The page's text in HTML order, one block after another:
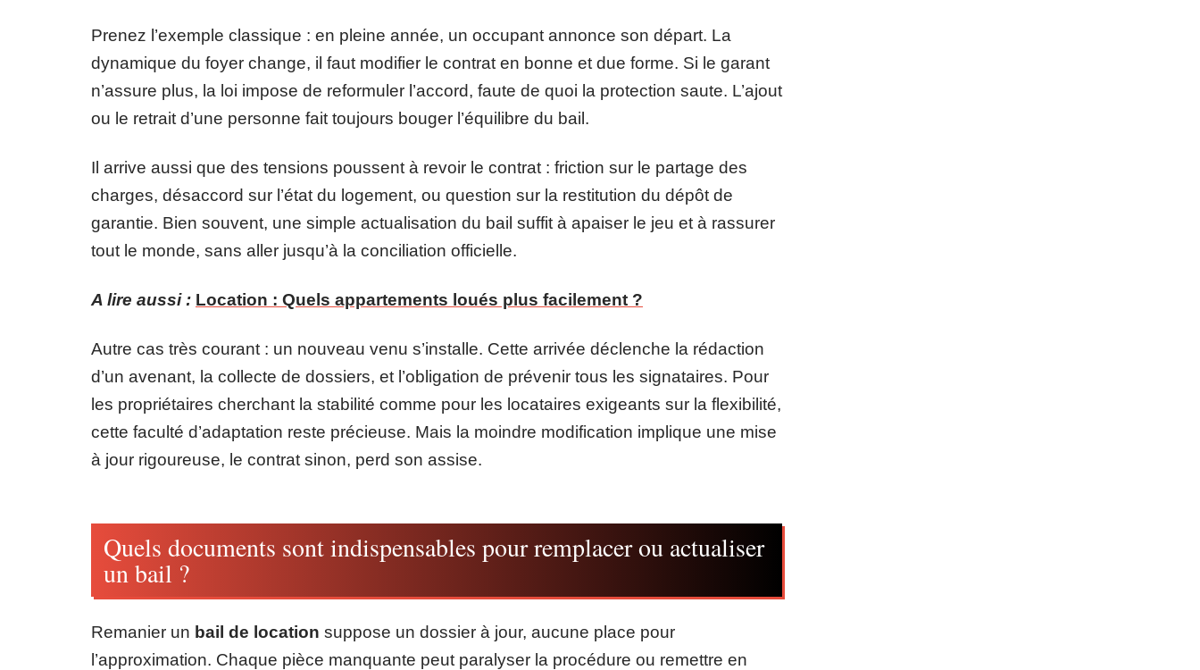
Prenez l’exemple classique : en pleine année, un occupant annonce son départ. La
dynamique du foyer change, il faut modifier le contrat en bonne et due forme. Si le garant
n’assure plus, la loi impose de reformuler l’accord, faute de quoi la protection saute. L’ajout
ou le retrait d’une personne fait toujours bouger l’équilibre du bail.
Il arrive aussi que des tensions poussent à revoir le contrat : friction sur le partage des
charges, désaccord sur l’état du logement, ou question sur la restitution du dépôt de
garantie. Bien souvent, une simple actualisation du bail suffit à apaiser le jeu et à rassurer
tout le monde, sans aller jusqu’à la conciliation officielle.
A lire aussi : Location : Quels appartements loués plus facilement ?
Autre cas très courant : un nouveau venu s’installe. Cette arrivée déclenche la rédaction
d’un avenant, la collecte de dossiers, et l’obligation de prévenir tous les signataires. Pour
les propriétaires cherchant la stabilité comme pour les locataires exigeants sur la flexibilité,
cette faculté d’adaptation reste précieuse. Mais la moindre modification implique une mise
à jour rigoureuse, le contrat sinon, perd son assise.
Quels documents sont indispensables pour remplacer ou actualiser
un bail ?
Remanier un bail de location suppose un dossier à jour, aucune place pour
l’approximation. Chaque pièce manquante peut paralyser la procédure ou remettre en